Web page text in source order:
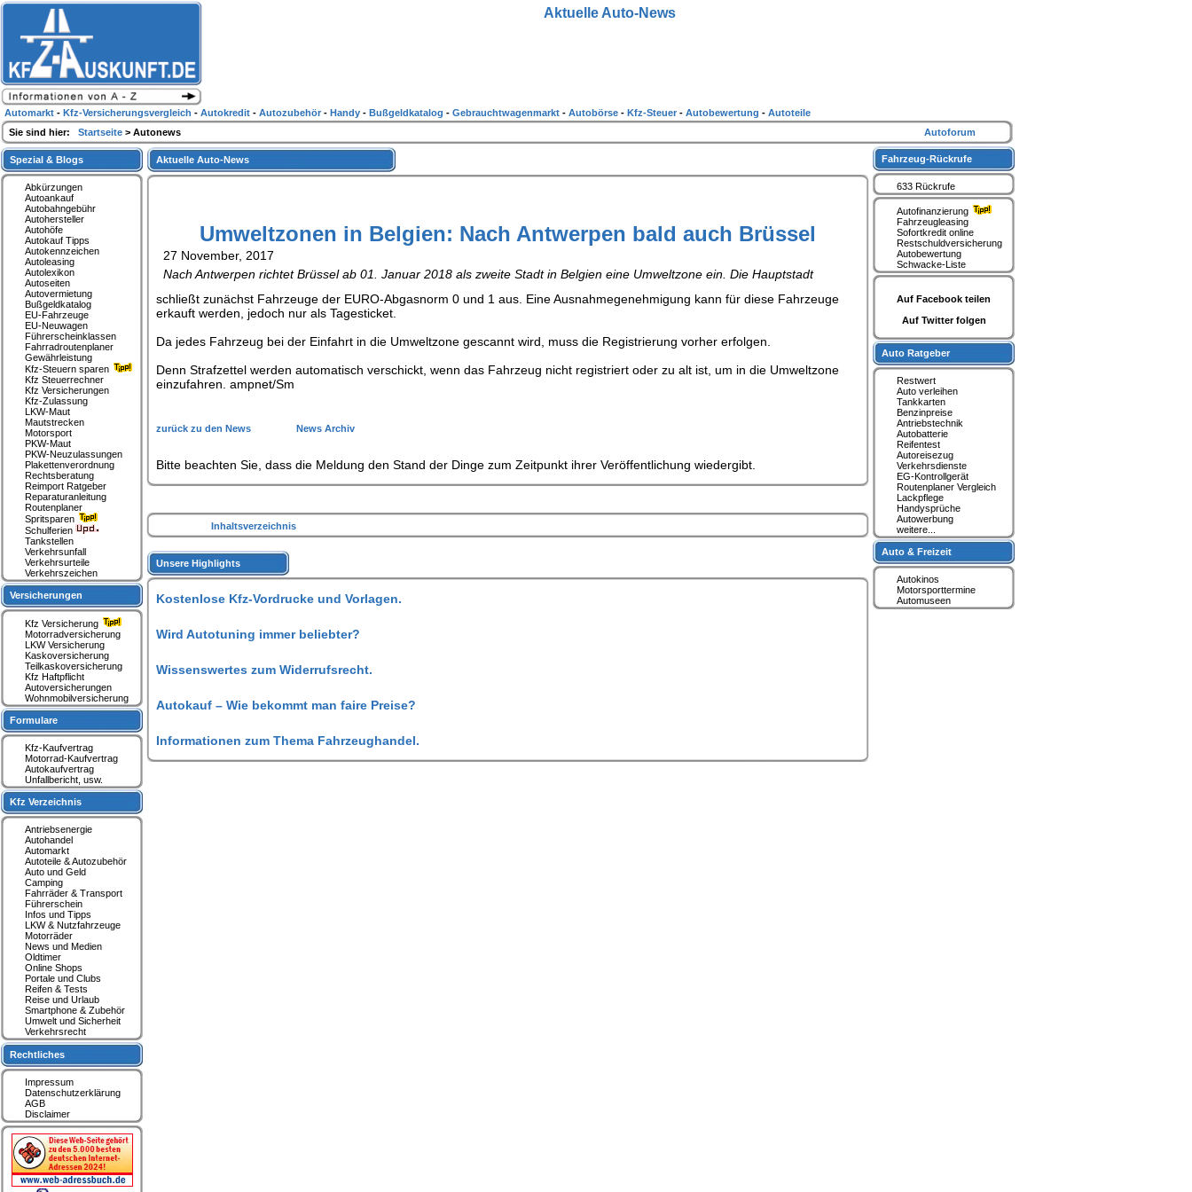
Aktuelle Auto-News
Umweltzonen in Belgien: Nach Antwerpen bald auch Brüssel
27 November, 2017
Nach Antwerpen richtet Brüssel ab 01. Januar 2018 als zweite Stadt in Belgien eine Umweltzone ein. Die Hauptstadt
schließt zunächst Fahrzeuge der EURO-Abgasnorm 0 und 1 aus. Eine Ausnahmegenehmigung kann für diese Fahrzeuge
erkauft werden, jedoch nur als Tagesticket.
Da jedes Fahrzeug bei der Einfahrt in die Umweltzone gescannt wird, muss die Registrierung vorher erfolgen.
Denn Strafzettel werden automatisch verschickt, wenn das Fahrzeug nicht registriert oder zu alt ist, um in die Umweltzone
einzufahren. ampnet/Sm
zurück zu den News News Archiv
Bitte beachten Sie, dass die Meldung den Stand der Dinge zum Zeitpunkt ihrer Veröffentlichung wiedergibt.
Inhaltsverzeichnis
Unsere Highlights
Kostenlose Kfz-Vordrucke und Vorlagen.
Wird Autotuning immer beliebter?
Wissenswertes zum Widerrufsrecht.
Autokauf – Wie bekommt man faire Preise?
Informationen zum Thema Fahrzeughandel.
Spezial & Blogs
Abkürzungen
Autoankauf
Autobahngebühr
Autohersteller
Autohöfe
Autokauf Tipps
Autokennzeichen
Autoleasing
Autolexikon
Autoseiten
Autovermietung
Bußgeldkatalog
EU-Fahrzeuge
EU-Neuwagen
Führerscheinklassen
Fahrradroutenplaner
Gewährleistung
Kfz-Steuern sparen
Kfz Steuerrechner
Kfz Versicherungen
Kfz-Zulassung
LKW-Maut
Mautstrecken
Motorsport
PKW-Maut
PKW-Neuzulassungen
Plakettenverordnung
Rechtsberatung
Reimport Ratgeber
Reparaturanleitung
Routenplaner
Spritsparen
Schulferien
Tankstellen
Verkehrsunfall
Verkehrsurteile
Verkehrszeichen
Versicherungen
Kfz Versicherung
Motorradversicherung
LKW Versicherung
Kaskoversicherung
Teilkaskoversicherung
Kfz Haftpflicht
Autoversicherungen
Wohnmobilversicherung
Formulare
Kfz-Kaufvertrag
Motorrad-Kaufvertrag
Autokaufvertrag
Unfallbericht, usw.
Kfz Verzeichnis
Antriebsenergie
Autohandel
Automarkt
Autoteile & Autozubehör
Auto und Geld
Camping
Fahrräder & Transport
Führerschein
Infos und Tipps
LKW & Nutzfahrzeuge
Motorräder
News und Medien
Oldtimer
Online Shops
Portale und Clubs
Reifen & Tests
Reise und Urlaub
Smartphone & Zubehör
Umwelt und Sicherheit
Verkehrsrecht
Rechtliches
Impressum
Datenschutzerklärung
AGB
Disclaimer
Fahrzeug-Rückrufe
633 Rückrufe
Autofinanzierung
Fahrzeugleasing
Sofortkredit online
Restschuldversicherung
Autobewertung
Schwacke-Liste
Auf Facebook teilen
Auf Twitter folgen
Auto Ratgeber
Restwert
Auto verleihen
Tankkarten
Benzinpreise
Antriebstechnik
Autobatterie
Reifentest
Autoreisezug
Verkehrsdienste
EG-Kontrollgerät
Routenplaner Vergleich
Lackpflege
Handysprüche
Autowerbung
weitere...
Auto & Freizeit
Autokinos
Motorsporttermine
Automuseen
Aktuelle Auto-News
Automarkt - Kfz-Versicherungsvergleich - Autokredit - Autozubehör - Handy - Bußgeldkatalog - Gebrauchtwagenmarkt - Autobörse - Kfz-Steuer - Autobewertung - Autoteile
Sie sind hier: Startseite > Autonews Autoforum